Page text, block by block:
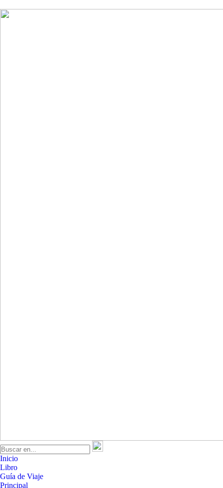
Inicio
Libro
Guía de Viaje
Principal